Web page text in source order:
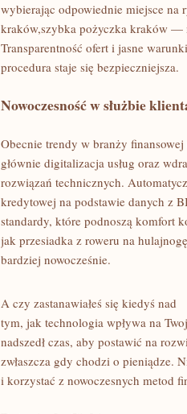
wybierając odpowiednie miejsce
kraków,szybka pożyczka kraków —
Transparentność ofert i jasne
procedura staje się bezpieczniejsza.
Nowoczesność w służbie
Obecnie trendy w branży finansowej
głównie digitalizacja usług oraz
rozwiązań technicznych.
kredytowej na podstawie danych z
standardy, które podnoszą komfort
jak przesiadka z roweru na
bardziej nowocześnie.
A czy zastanawiałeś się kiedyś nad
tym, jak technologia wpływa na
nadszedł czas, aby postawić na
zwłaszcza gdy chodzi o pieniądze.
i korzystać z nowoczesnych metod